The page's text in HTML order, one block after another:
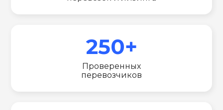
250+
Проверенных
перевозчиков